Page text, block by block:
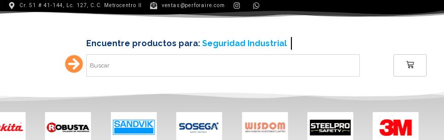
Cr. 51 # 41-144, Lc. 127, C.C. Metrocentro II ventas@perforaire.com
Encuentre productos para: Minería y contrucción